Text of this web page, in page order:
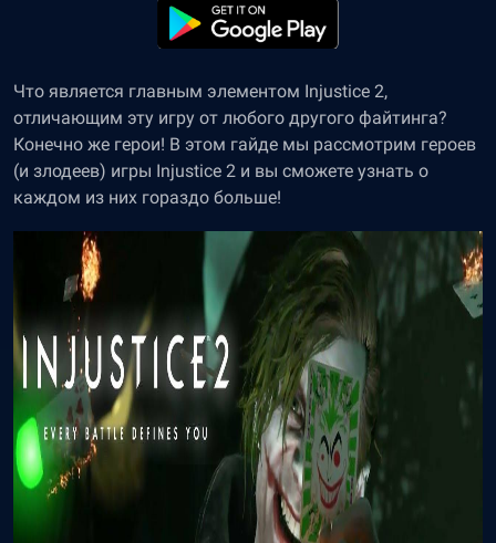
Что является главным элементом Injustice 2,
отличающим эту игру от любого другого файтинга?
Конечно же герои! В этом гайде мы рассмотрим героев
(и злодеев) игры Injustice 2 и вы сможете узнать о
каждом из них гораздо больше!